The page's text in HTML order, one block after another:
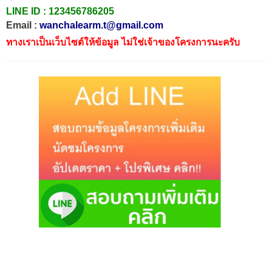
LINE ID : 123456786205
Email : wanchalearm.t@gmail.com
ทางเราเป็นเว็บไซต์ให้ข้อมูล ไม่ใช่เจ้าของโครงการนะครับ